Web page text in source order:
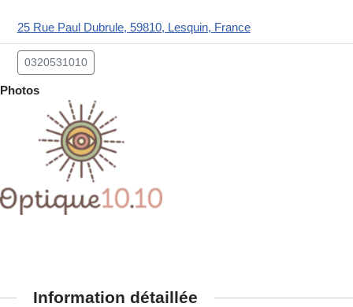
25 Rue Paul Dubrule, 59810, Lesquin, France
0320531010
Photos
Information détaillée